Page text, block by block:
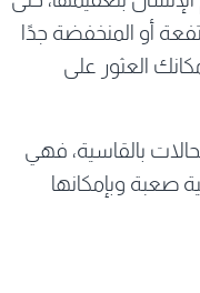
أو المنخفضة جدًا
العثور على
بالقاسية، فهي
صعبة وبإمكانها